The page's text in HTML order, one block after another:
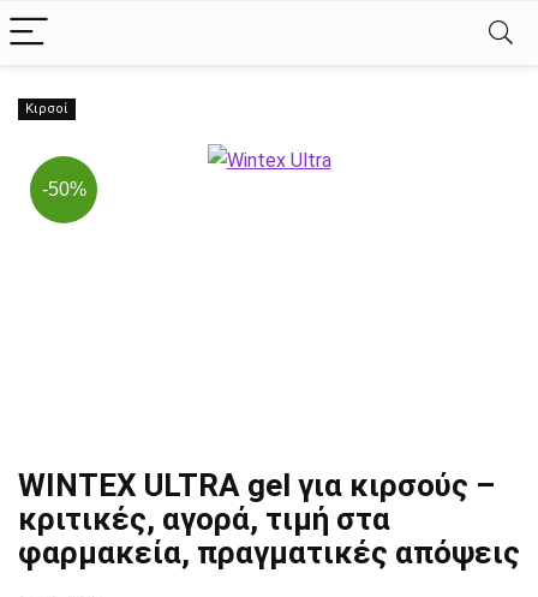
Κιρσοί
-50%
WINTEX ULTRA gel για κιρσούς –
κριτικές, αγορά, τιμή στα
φαρμακεία, πραγματικές απόψεις